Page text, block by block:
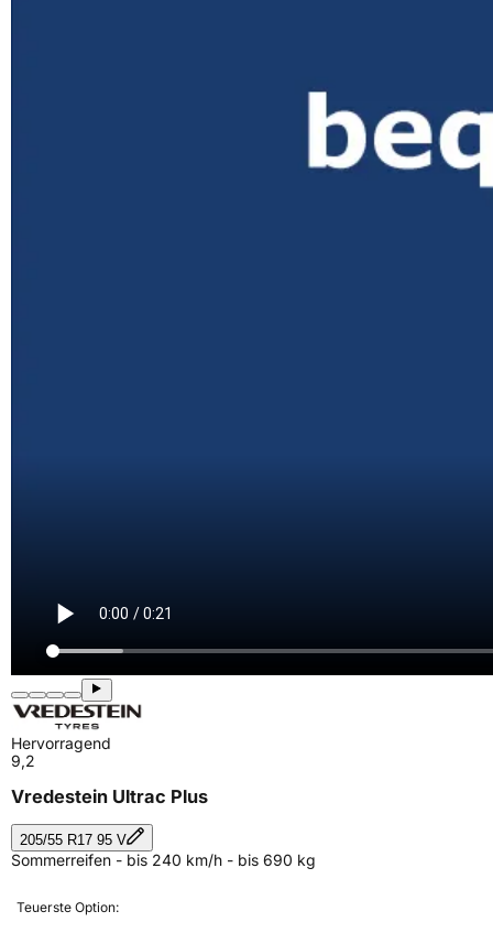
Hervorragend
9,2
Vredestein Ultrac Plus
205/55 R17 95 V
Sommerreifen - bis 240 km/h - bis 690 kg
Teuerste Option: